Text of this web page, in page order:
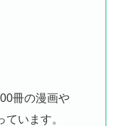
冊の漫画や
います。